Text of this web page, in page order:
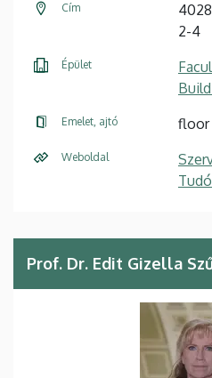
Cím
2-4
Épület
Emelet, ajtó floor
Weboldal
Prof. Dr. Edit Gizella